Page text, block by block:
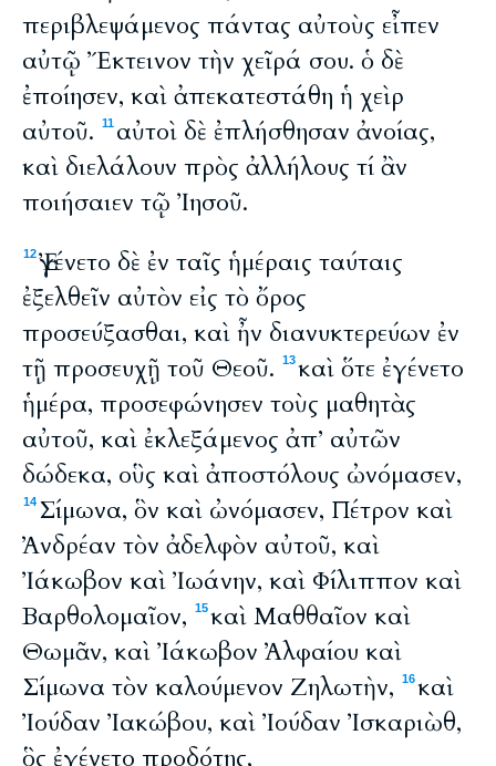
περιβλεψάμενος πάντας αὐτοὺς εἶπεν
αὐτῷ Ἔκτεινον τὴν χεῖρά σου. ὁ δὲ
ἐποίησεν, καὶ ἀπεκατεστάθη ἡ χεὶρ
αὐτοῦ.
11 αὐτοὶ δὲ ἐπλήσθησαν ἀνοίας,
καὶ διελάλουν πρὸς ἀλλήλους τί ἂν
ποιήσαιεν τῷ Ἰησοῦ.
12Ἐγένετο δὲ ἐν ταῖς ἡμέραις ταύταις
ἐξελθεῖν αὐτὸν εἰς τὸ ὄρος
προσεύξασθαι, καὶ ἦν διανυκτερεύων ἐν
τῇ προσευχῇ τοῦ Θεοῦ.
13καὶ ὅτε ἐγένετο
ἡμέρα, προσεφώνησεν τοὺς μαθητὰς
αὐτοῦ, καὶ ἐκλεξάμενος ἀπ’ αὐτῶν
δώδεκα, οὓς καὶ ἀποστόλους ὠνόμασεν,
14 Σίμωνα, ὃν καὶ ὠνόμασεν, Πέτρον καὶ
Ἀνδρέαν τὸν ἀδελφὸν αὐτοῦ, καὶ
Ἰάκωβον καὶ Ἰωάνην, καὶ Φίλιππον καὶ
Βαρθολομαῖον,
15καὶ Μαθθαῖον καὶ
Θωμᾶν, καὶ Ἰάκωβον Ἀλφαίου καὶ
Σίμωνα τὸν καλούμενον Ζηλωτὴν,
16καὶ
Ἰούδαν Ἰακώβου, καὶ Ἰούδαν Ἰσκαριὼθ,
ὃς ἐγένετο προδότης,